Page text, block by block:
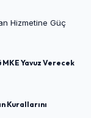
Hizmetine Güç
MKE Yavuz Verecek
Kurallarını